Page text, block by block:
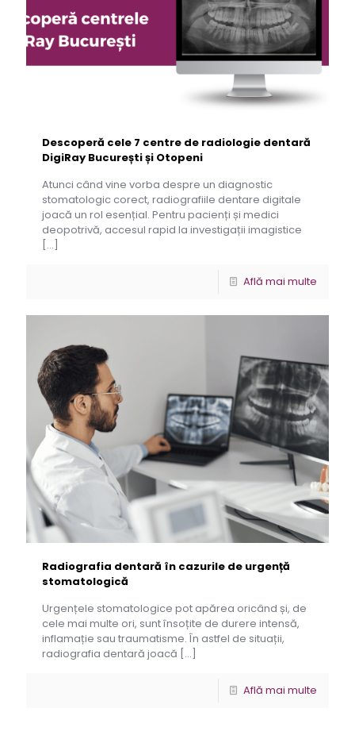
Descoperă cele 7 centre de radiologie dentară
DigiRay București și Otopeni
Atunci când vine vorba despre un diagnostic
stomatologic corect, radiografiile dentare digitale
joacă un rol esențial. Pentru pacienți și medici
deopotrivă, accesul rapid la investigații imagistice
[…]
Află mai multe
Radiografia dentară în cazurile de urgență
stomatologică
Urgențele stomatologice pot apărea oricând și, de
cele mai multe ori, sunt însoțite de durere intensă,
inflamație sau traumatisme. În astfel de situații,
radiografia dentară joacă […]
Află mai multe